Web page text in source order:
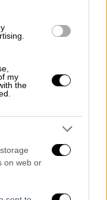
my
the
on web or
να μας
νέο τους
έρωτα, της